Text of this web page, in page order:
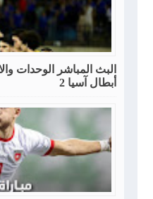
البث المباشر الوحدات
أبطال آسيا 2